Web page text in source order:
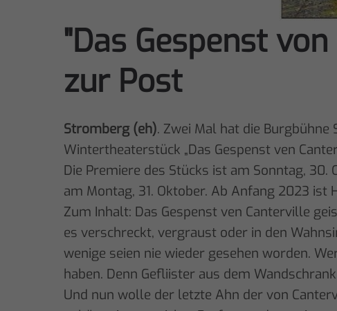
"Das Gespenst
zur Post
Stromberg (eh). Zwei Mal hat die
Wintertheaterstück „Das Gespenst ven
Die Premiere des Stücks ist am Sonntag,
am Montag, 31. Oktober. Ab Anfang 2023
Zum Inhalt: Das Gespenst ven Canterville
es verschreckt, vergraust oder in den
wenige seien nie wieder gesehen worden.
haben. Denn Gefliister aus dem
Und nun wolle der letzte Ahn der von